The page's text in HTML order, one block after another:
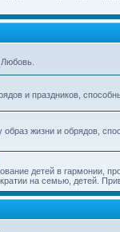
и праздников,
жизни и обрядов,
детей в гармонии,
на семью, детей.